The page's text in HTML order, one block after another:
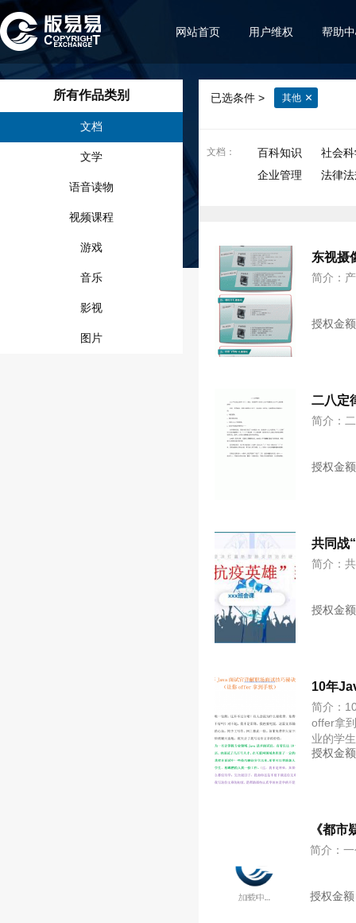
网站首页 用户维权 帮助
所有作品类别
文档
文学
语音读物
视频课程
游戏
音乐
影视
图片
已选条件 > 其他
文档 ： 百科知识
社会
企业管理
法律
东视摄
简介：
授权金
二八定
简介：
授权金
共同战
简介：
授权金
10年
简介：
offer拿
业的学
的人才
授权金
《都市
简介：
授权金